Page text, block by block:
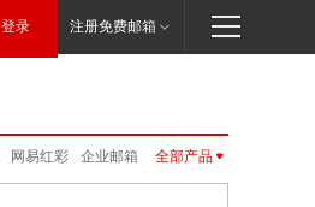
登录 注册免费邮箱
企业邮箱
网易红彩
网易云游戏
云音乐
全部产品